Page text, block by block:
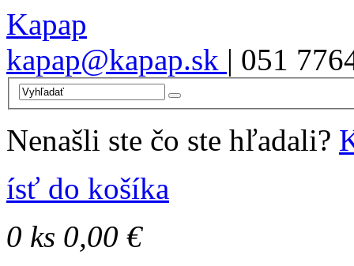
Kapap
kapap@kapap.sk | 051
Nenašli ste čo ste hľadali?
ísť do košíka
0 ks 0,00 €